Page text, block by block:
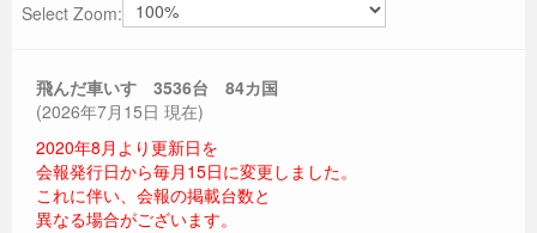
Select Zoom:
飛んだ車いす 3536台 84カ国
(2026年7月15日 現在)
2020年8月より更新日を
会報発行日から毎月15日に変更しました。
これに伴い、会報の掲載台数と
異なる場合がございます。